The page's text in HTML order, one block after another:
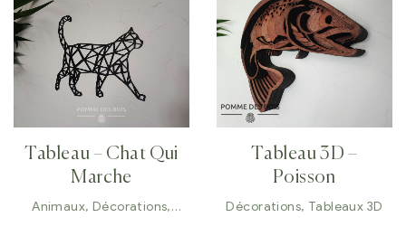
Tableau – Chat Qui
Marche
Animaux, Décorations,
Tableau 3D –
Poisson
Décorations, Tableaux 3D